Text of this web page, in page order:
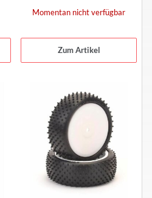
Momentan nicht verfügbar
Zum Artikel